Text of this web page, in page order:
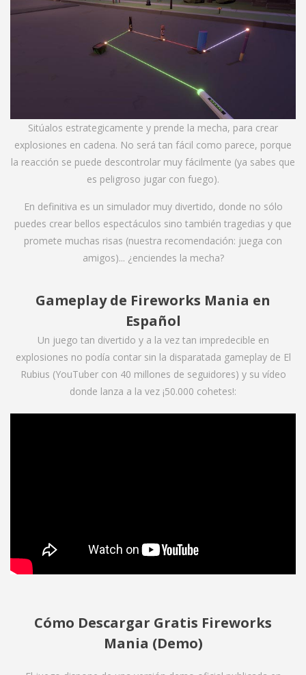
Sitúalos estrategicamente y prende la mecha, para crear
explosiones en cadena. No será tan fácil como parece, porque
la reacción se puede descontrolar muy fácilmente (ya sabes que
es peligroso jugar con fuego).
En definitiva es un simulador muy divertido, donde no sólo
puedes crear bellos espectáculos sino también tragedias y que
promete muchas risas (nuestra recomendación: juega con
amigos)... ¿enciendes la mecha?
Gameplay de Fireworks Mania en
Español
Un juego tan divertido y a la vez tan impredecible en
explosiones no podía contar sin la disparatada gameplay de El
Rubius (YouTuber con 40 millones de seguidores) y su vídeo
donde lanza a la vez ¡50.000 cohetes!:
Cómo Descargar Gratis Fireworks
Mania (Demo)